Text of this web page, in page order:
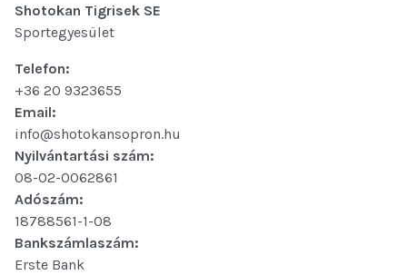
Shotokan Tigrisek SE
Sportegyesület
Telefon:
+36 20 9323655
Email:
info@shotokansopron.hu
Nyilvántartási szám:
08-02-0062861
Adószám:
18788561-1-08
Bankszámlaszám:
Erste Bank